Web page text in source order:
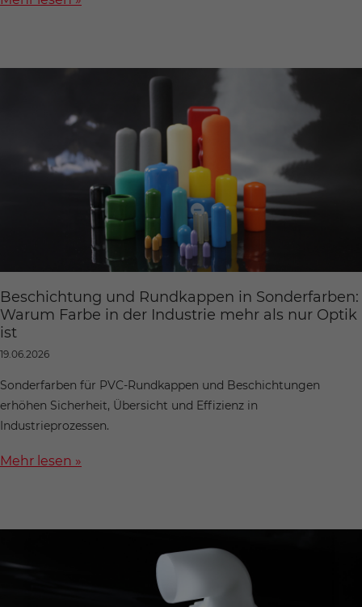
Beschichtung und Rundkappen in Sonderfarben:
Warum Farbe in der Industrie mehr als nur Optik
ist
19.06.2026
Sonderfarben für PVC-Rundkappen und Beschichtungen
erhöhen Sicherheit, Übersicht und Effizienz in
Industrieprozessen.
Mehr lesen »